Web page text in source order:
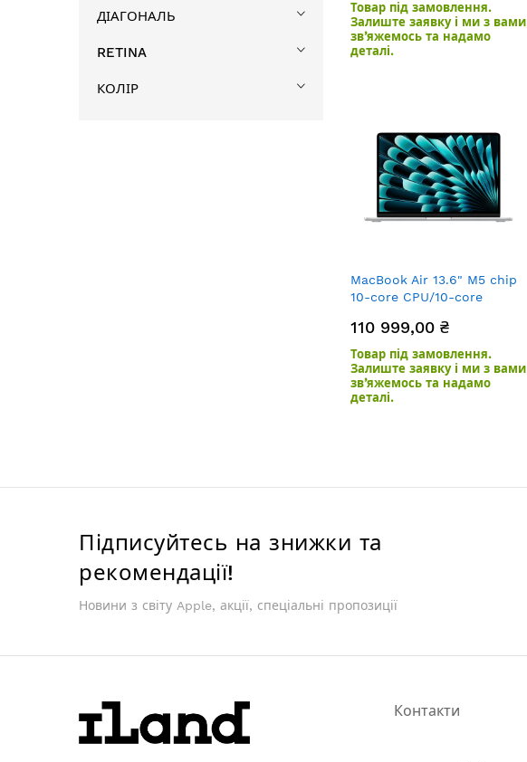
Товар під замовлення.
Залиште заявку і ми з вами
зв’яжемось та надамо
деталі.
MacBook Air 13.6" M5 chip
10-core CPU/10-core
110 999,00 ₴
Товар під замовлення.
Залиште заявку і ми з вами
зв’яжемось та надамо
деталі.
ДІАГОНАЛЬ
RETINA
КОЛІР
Підписуйтесь на знижки та
рекомендації!
Новини з світу Apple, акції, спеціальні пропозиції
Контакти